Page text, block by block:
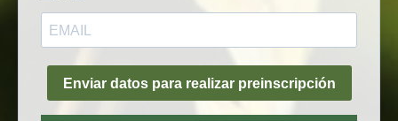
Enviar datos para realizar preinscripción